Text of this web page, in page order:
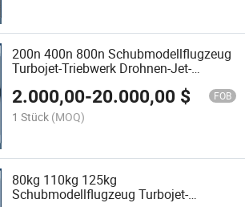
200n 400n 800n Schubmodellflugzeug
Turbojet-Triebwerk Drohnen-Jet-
2.000,00-20.000,00 $ FOB
1 Stück (MOQ)
80kg 110kg 125kg
Schubmodellflugzeug Turbojet-